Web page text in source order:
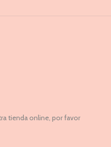
tienda online, por favor